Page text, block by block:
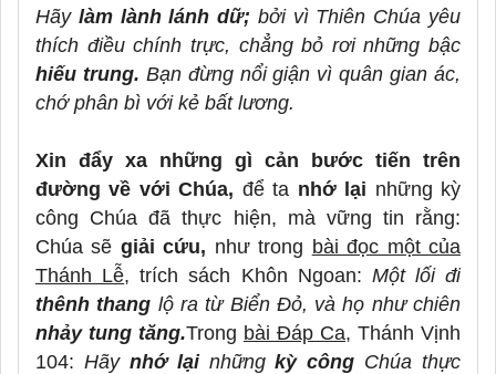
Hãy làm lành lánh dữ; bởi vì Thiên Chúa yêu
thích điều chính trực, chẳng bỏ rơi những bậc
hiếu trung. Bạn đừng nổi giận vì quân gian ác,
chớ phân bì với kẻ bất lương.
Xin đẩy xa những gì cản bước tiến trên
đường về với Chúa, để ta nhớ lại những kỳ
công Chúa đã thực hiện, mà vững tin rằng:
Chúa sẽ giải cứu, như trong bài đọc một của
Thánh Lễ, trích sách Khôn Ngoan: Một lối đi
thênh thang lộ ra từ Biển Đỏ, và họ như chiên
nhảy tung tăng.Trong bài Đáp Ca, Thánh Vịnh
104: Hãy nhớ lạinhữngkỳ công Chúa thực